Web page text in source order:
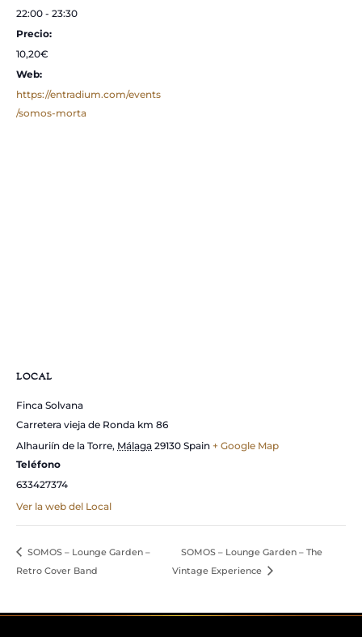
22:00 - 23:30
Precio:
10,20€
Web:
https://entradium.com/events
/somos-morta
LOCAL
Finca Solvana
Carretera vieja de Ronda km 86
Alhauriín de la Torre, Málaga 29130 Spain + Google Map
Teléfono
633427374
Ver la web del Local
SOMOS – Lounge Garden –
Retro Cover Band
SOMOS – Lounge Garden – The
Vintage Experience